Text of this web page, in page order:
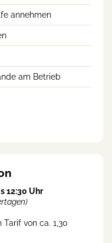
annehmen
am Betrieb
12:30 Uhr
von ca. 1,30